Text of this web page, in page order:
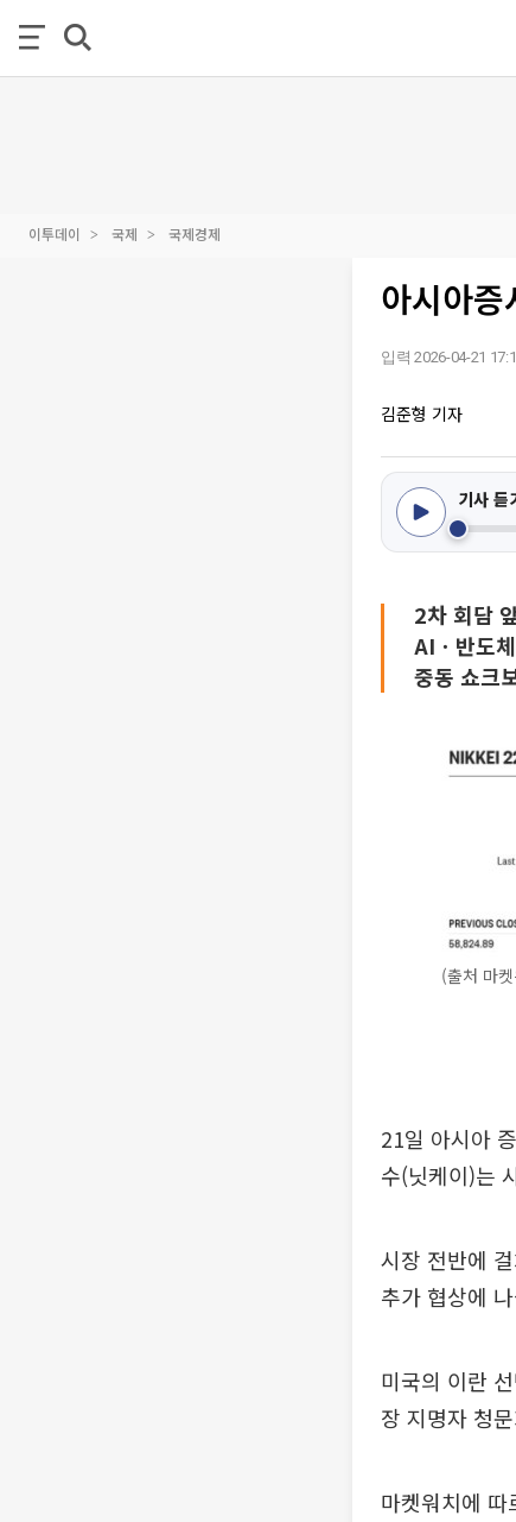
이투데이 국제 국제경제
아시아
입력 2026-04-21
김준형 기자
기사 듣
2차 회담
AIㆍ반도
중동 쇼크
(출처 마
21일 아시아
수(닛케이)는
시장 전반에
추가 협상에
미국의 이란
장 지명자 청
마켓워치에